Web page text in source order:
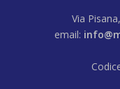
Via
email: